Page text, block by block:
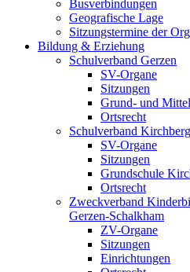
Busverbindungen
Geografische Lage
Sitzungstermine der
Bildung & Erziehung
Schulverband Gerzen
SV-Organe
Sitzungen
Grund- und
Ortsrecht
Schulverband Kirchberg
SV-Organe
Sitzungen
Grundschule
Ortsrecht
Zweckverband
Gerzen-Schalkham
ZV-Organe
Sitzungen
Einrichtungen